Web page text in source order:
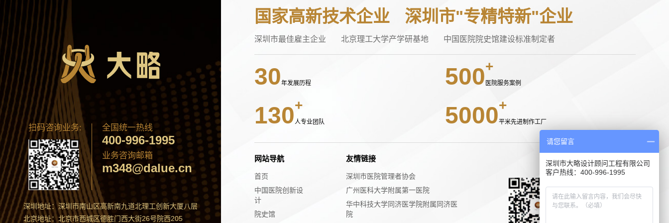
扫码咨询业务: 全国统一热线
400-996-1995
业务咨询邮箱
m348@dalue.cn
深圳地址：深圳市南山区高新南九道北理工创新大厦八层
北京地址：北京市西城区德胜门西大街26号院西205
国家高新技术企业 深圳市"专精特新"企业
深圳市最佳雇主企业 北京理工大学产学研基地 中国医院院史馆建设标准制定者
30年发展历程 500 医院服务案例
130 人专业团队 5000平米先进制作工厂
网站导航
首页
中国医院创新设
计
院史馆
友情链接
深圳市医院管理者协会
广州医科大学附属第一医院
华中科技大学同济医学院附属同济医
院
请您留言
深圳市大略设计顾问工程有限公司
客户热线：400-996-1995